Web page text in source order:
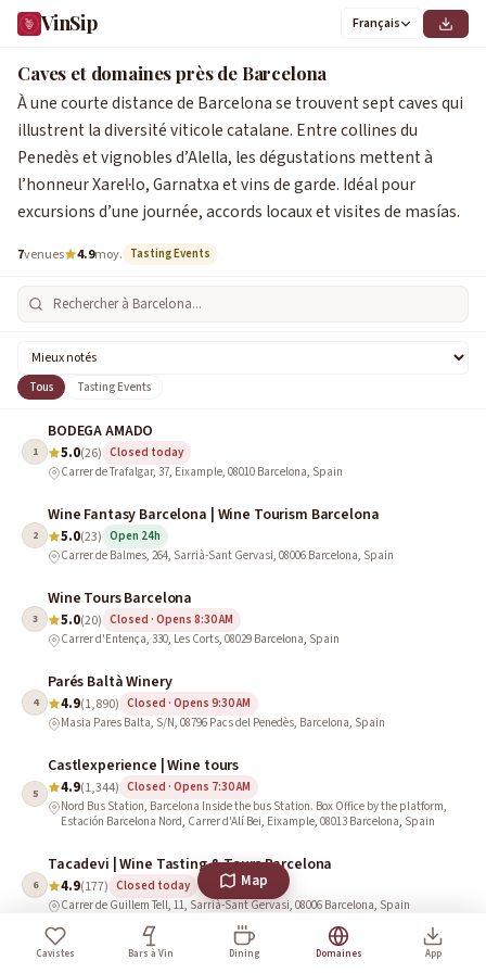
VinSip Français
Caves et domaines près de Barcelona
À une courte distance de Barcelona se trouvent sept caves qui
illustrent la diversité viticole catalane. Entre collines du
Penedès et vignobles d’Alella, les dégustations mettent à
l’honneur Xarel·lo, Garnatxa et vins de garde. Idéal pour
excursions d’une journée, accords locaux et visites de masías.
7venues 4.9moy. Tasting Events
Tous Tasting Events
1
BODEGA AMADO
5.0(26) Closed today
Carrer de Trafalgar, 37, Eixample, 08010 Barcelona, Spain
2
Wine Fantasy Barcelona | Wine Tourism Barcelona
5.0(23) Open 24h
Carrer de Balmes, 264, Sarrià-Sant Gervasi, 08006 Barcelona, Spain
3
Wine Tours Barcelona
5.0(20) Closed · Opens 8:30 AM
Carrer d'Entença, 330, Les Corts, 08029 Barcelona, Spain
4
Parés Baltà Winery
4.9(1,890) Closed · Opens 9:30 AM
Masia Pares Balta, S/N, 08796 Pacs del Penedès, Barcelona, Spain
5
Castlexperience | Wine tours
4.9(1,344) Closed · Opens 7:30 AM
Nord Bus Station, Barcelona Inside the bus Station. Box Office by the platform,
Estación Barcelona Nord, Carrer d'Alí Bei, Eixample, 08013 Barcelona, Spain
6
Tacadevi | Wine Tasting & Tours Barcelona
4.9(177) Closed today
Carrer de Guillem Tell, 11, Sarrià-Sant Gervasi, 08006 Barcelona, Spain
Bodega de Ronda
Cavistes Bars à Vin Dining Domaines App
Map